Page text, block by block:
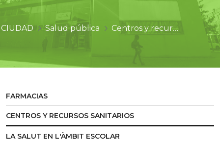
CIUDAD Salud pública Centros y recursos sanitarios
FARMACIAS
CENTROS Y RECURSOS SANITARIOS
LA SALUT EN L'ÀMBIT ESCOLAR